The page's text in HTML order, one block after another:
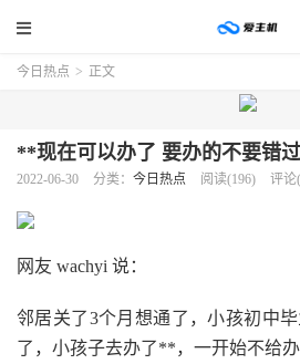
今日热点 > 正文
**现在可以办了 要办的不要错
2022-06-30 分类： 今日热点 阅读(196) 评论
网友 wachyi 说：
邻居关了3个月想通了，小孩初中
了，小孩子去办了**，一开始不给办